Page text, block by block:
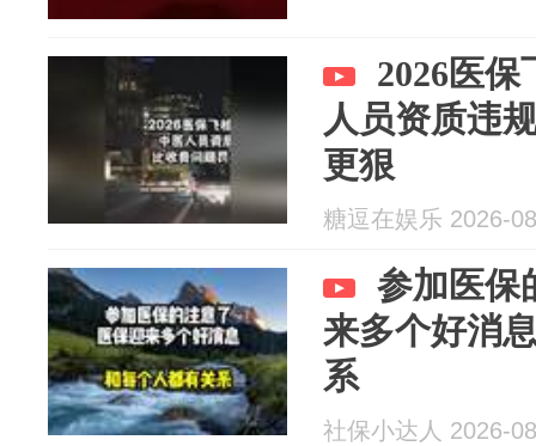
2026医
人员资质违
更狠
糖逗在娱乐 2026-
参加医保
来多个好消
系
社保小达人 2026-